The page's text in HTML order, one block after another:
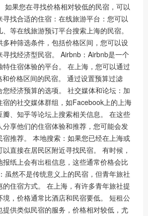
如果您在寻找价格相对较低的民宿，可以
找合适的住宿：在线旅游平台：您可以
等在线旅游预订平台搜索上海的民宿。
种筛选条件，包括价格区间，您可以设
找经济型民宿。 Airbnb：Airbnb是一个
住宿体验的平台。 在上海，您可以通过
价格区间的民宿。 通过设置预算过滤
经济预算的选项。 社交媒体和论坛：加
宿的社交媒体群组，如Facebook上的上海
、知乎等论坛上搜索相关信息。 在这些
享他们的住宿体验和推荐，您可能会发
推荐。 本地搜索：如果您已经在上海或
直接在居民区附近寻找民宿。 有时候，
纸上会有出租信息，这些通常价格会比
虽然不是传统意义上的民宿，但青年旅社
住宿方式。 在上海，有许多青年旅社提
，价格通常比酒店和民宿要低。 短租公
供类似民宿的服务，价格相对较低，尤